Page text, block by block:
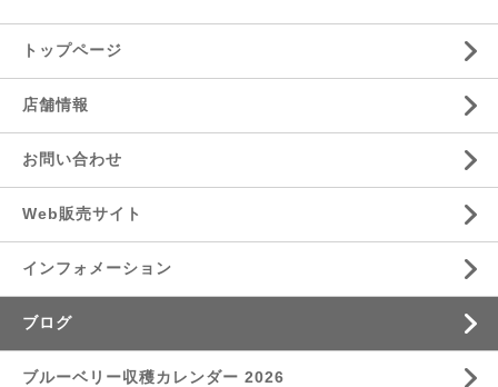
トップページ
店舗情報
お問い合わせ
Web販売サイト
インフォメーション
ブログ
ブルーベリー収穫カレンダー 2026